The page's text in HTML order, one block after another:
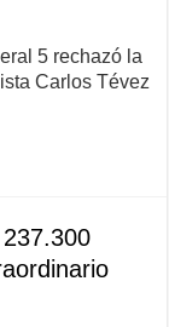
5 rechazó la
Carlos Tévez